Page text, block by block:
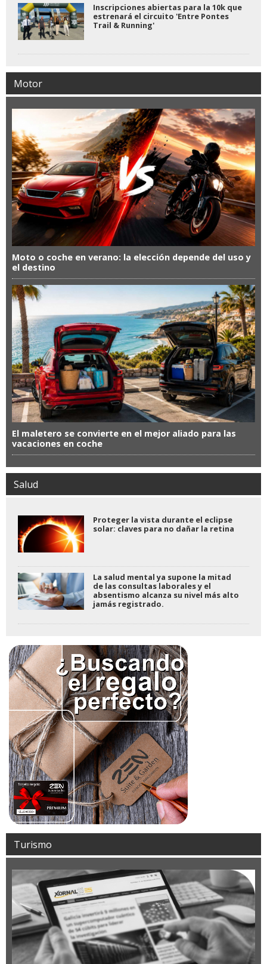
Inscripciones abiertas para la 10k que
estrenará el circuito 'Entre Pontes
Trail & Running'
Motor
Moto o coche en verano: la elección depende del uso y
el destino
El maletero se convierte en el mejor aliado para las
vacaciones en coche
Salud
Proteger la vista durante el eclipse
solar: claves para no dañar la retina
La salud mental ya supone la mitad
de las consultas laborales y el
absentismo alcanza su nivel más alto
jamás registrado.
Turismo